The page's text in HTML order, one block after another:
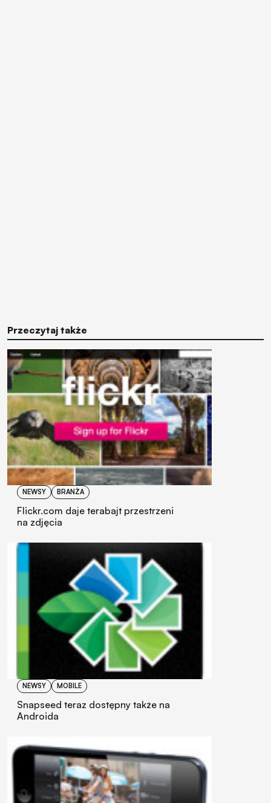
Przeczytaj także
NEWSY BRANŻA
Flickr.com daje terabajt przestrzeni
na zdjęcia
NEWSY MOBILE
Snapseed teraz dostępny także na
Androida